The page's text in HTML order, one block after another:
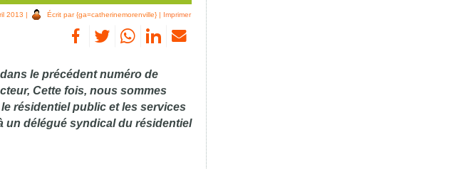
2013 | Écrit par {ga=catherinemorenville} | Imprimer
le précédent numéro de
Cette fois, nous sommes
résidentiel public et les services
un délégué syndical du résidentiel